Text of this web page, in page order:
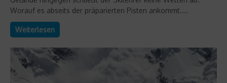
Worauf es abseits der präparierten Pisten ankommt....
Weiterlesen